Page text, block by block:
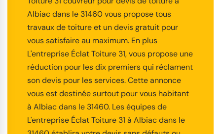
Albiac dans le 31460 vous propose tous
travaux de toiture et un devis gratuit pour
vous satisfaire au maximum. En plus
L'entreprise Éclat Toiture 31, vous propose une
réduction pour les dix premiers qui réclament
son devis pour les services. Cette annonce
vous est destinée surtout pour vous habitant
à Albiac dans le 31460. Les équipes de
L'entreprise Éclat Toiture 31 à Albiac dans le